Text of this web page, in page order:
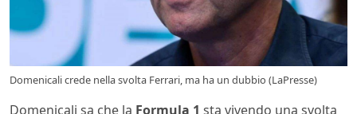
Domenicali crede nella svolta Ferrari, ma ha un dubbio (LaPresse)
Domenicali sa che la Formula 1 sta vivendo una svolta